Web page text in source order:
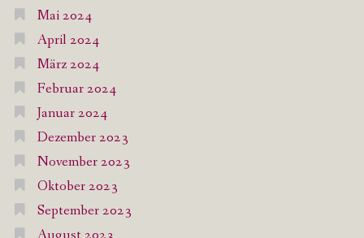
Mai 2024
April 2024
März 2024
Februar 2024
Januar 2024
Dezember 2023
November 2023
Oktober 2023
September 2023